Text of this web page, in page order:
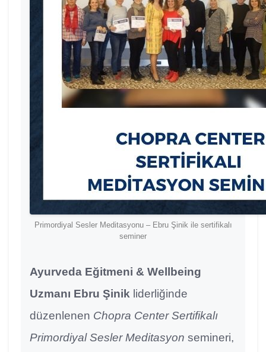
Primordiyal Sesler Meditasyonu – Ebru Şinik ile sertifikalı
seminer
Ayurveda Eğitmeni & Wellbeing
Uzmanı Ebru Şinik liderliğinde
düzenlenen Chopra Center Sertifikalı
Primordiyal Sesler Meditasyon semineri,